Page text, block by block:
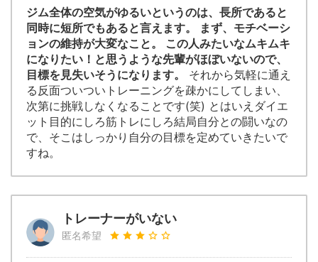
ジム全体の空気がゆるいというのは、長所であると
同時に短所でもあると言えます。 まず、モチベーシ
ョンの維持が大変なこと。 この人みたいなムキムキ
になりたい！と思うような先輩がほぼいないので、
目標を見失いそうになります。
それから気軽に通え
る反面ついついトレーニングを疎かにしてしまい、
次第に挑戦しなくなることです(笑) とはいえダイエ
ット目的にしろ筋トレにしろ結局自分との闘いなの
で、そこはしっかり自分の目標を定めていきたいで
すね。
トレーナーがいない
匿名希望